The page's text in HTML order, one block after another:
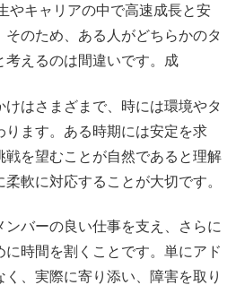
やキャリアの中で高速成長と安
のため、ある人がどちらかのタ
考えるのは間違いです。成
はさまざまで、時には環境やタ
ります。ある時期には安定を求
戦を望むことが自然であると理解
軟に対応することが大切です。
ンバーの良い仕事を支え、さらに
時間を割くことです。単にアド
、実際に寄り添い、障害を取り